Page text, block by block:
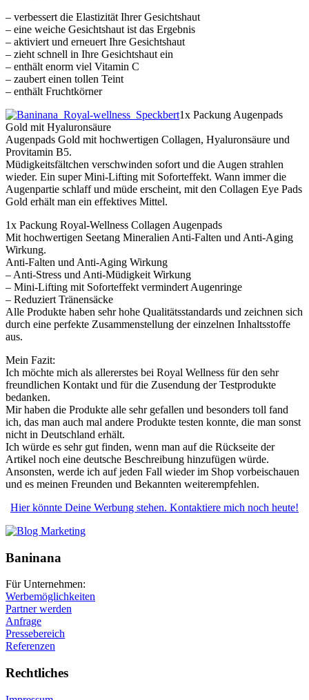
– verbessert die Elastizität Ihrer Gesichtshaut
– eine weiche Gesichtshaut ist das Ergebnis
– aktiviert und erneuert Ihre Gesichtshaut
– zieht schnell in Ihre Gesichtshaut ein
– enthält enorm viel Vitamin C
– zaubert einen tollen Teint
– enthält Fruchtkörner
1x Packung Augenpads
Gold mit Hyaluronsäure
Augenpads Gold mit hochwertigen Collagen, Hyaluronsäure und
Provitamin B5.
Müdigkeitsfältchen verschwinden sofort und die Augen strahlen
wieder. Ein super Mini-Lifting mit Soforteffekt. Wann immer die
Augenpartie schlaff und müde erscheint, mit den Collagen Eye Pads
Gold erhält man ein effektives Mittel.
1x Packung Royal-Wellness Collagen Augenpads
Mit hochwertigen Seetang Mineralien Anti-Falten und Anti-Aging
Wirkung.
Anti-Falten und Anti-Aging Wirkung
– Anti-Stress und Anti-Müdigkeit Wirkung
– Mini-Lifting mit Soforteffekt vermindert Augenringe
– Reduziert Tränensäcke
Alle Produkte haben sehr hohe Qualitätsstandards und zeichnen sich
durch eine perfekte Zusammenstellung der einzelnen Inhaltsstoffe
aus.
Mein Fazit:
Ich möchte mich als allererstes bei Royal Wellness für den sehr
freundlichen Kontakt und für die Zusendung der Testprodukte
bedanken.
Mir haben die Produkte alle sehr gefallen und besonders toll fand
ich, das man auch mal andere Produkte testen konnte, die man sonst
nicht in Deutschland erhält.
Ich würde es sehr gut finden, wenn man auf die Rückseite der
Artikel noch eine deutsche Beschreibung hinzufügen würde.
Ansonsten, werde ich auf jeden Fall wieder im Shop vorbeischauen
und es meinen Freunden und Bekannten weiterempfehlen.
Hier könnte Deine Werbung stehen. Kontaktiere mich noch heute!
Baninana
Für Unternehmen:
Werbemöglichkeiten
Partner werden
Anfrage
Pressebereich
Referenzen
Rechtliches